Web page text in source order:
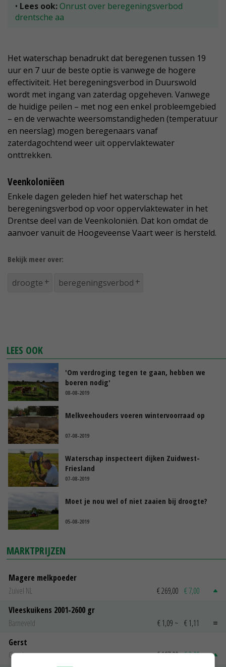
• Lees ook: Onrust over beregeningsverbod
drentsche aa
Het waterschap benadrukt dat beregenen tussen 19
uur en 7 uur de beste optie is vanwege de hogere
effectiviteit. Het beregeningsverbod in Duurswold
wordt met ingang van zaterdag opgeheven. Vanwege
de huidige peilen – met nog een enkel probleemgebied
– en de verwachte weersomstandigheden (temperatuur
en neerslag) mogen beregenaars vanaf
zaterdagochtend weer uit oppervlaktewater
onttrekken.
Veenkoloniëen
Enkele dagen geleden hief het waterschap het
beregeningsverbod op voor oppervlaktewater in het
Drentse deel van de Veenkoloniën. Dat kon omdat de
aanvoer vanuit de Hoogeveense Vaart weer is hersteld.
Bekijk meer over:
droogte beregeningsverbod
LEES OOK
'Om verdroging tegen te gaan, hebben we
boeren nodig'
08-08-2019
Melkveehouders voeren wintervoorraad op
07-08-2019
Waterschap inspecteert dijken Zuidwest-
Friesland
07-08-2019
Moet je nou wel of niet zaaien bij droogte?
05-08-2019
MARKTPRIJZEN
Magere melkpoeder
Zuivel NL
€ 269,00 € 7,00
Vleeskuikens 2001-2600 gr
Barneveld
€ 1,09 ~ € 1,11
Gerst
Groningen
€ 197,00 € 2,00